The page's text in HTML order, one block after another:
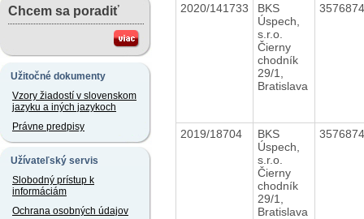
Chcem sa poradiť
Užitočné dokumenty
Vzory žiadostí v slovenskom
jazyku a iných jazykoch
Právne predpisy
Užívateľský servis
Slobodný prístup k
informáciám
Ochrana osobných údajov
2020/141733
BKS
Úspech,
s.r.o.
Čierny
chodník
29/1,
Bratislava
2019/18704
BKS
Úspech,
s.r.o.
Čierny
chodník
29/1,
Bratislava